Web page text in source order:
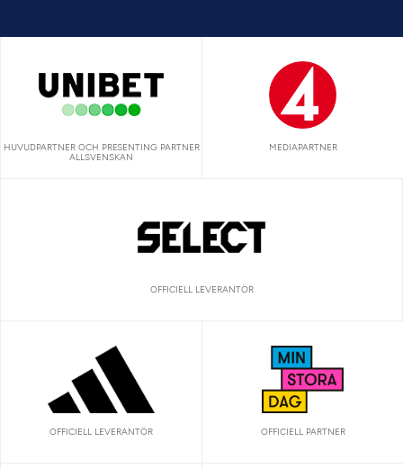
HUVUDPARTNER OCH PRESENTING PARTNER
ALLSVENSKAN
MEDIAPARTNER
OFFICIELL LEVERANTÖR
OFFICIELL LEVERANTÖR OFFICIELL PARTNER